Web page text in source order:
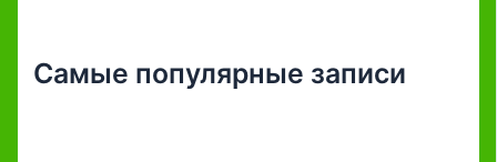
Самые популярные записи